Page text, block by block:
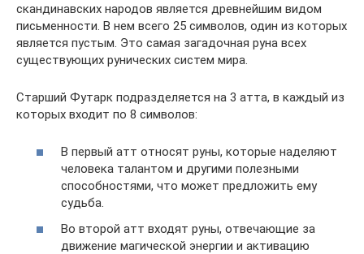
скандинавских народов является древнейшим видом
письменности. В нем всего 25 символов, один из которых
является пустым. Это самая загадочная руна всех
существующих рунических систем мира.
Старший Футарк подразделяется на 3 атта, в каждый из
которых входит по 8 символов:
В первый атт относят руны, которые наделяют
человека талантом и другими полезными
способностями, что может предложить ему
судьба.
Во второй атт входят руны, отвечающие за
движение магической энергии и активацию